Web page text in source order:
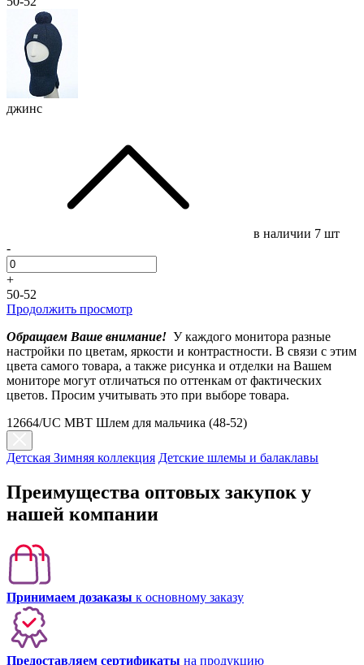
джинс
в наличии 7 шт
-
+
50-52
Продолжить просмотр
Обращаем Ваше внимание! У каждого монитора разные
настройки по цветам, яркости и контрастности. В связи с этим
цвета самого товара, а также рисунка и отделки на Вашем
мониторе могут отличаться по оттенкам от фактических
цветов. Просим учитывать это при выборе товара.
12664/UC MBT Шлем для мальчика (48-52)
Детская Зимняя коллекция Детские шлемы и балаклавы
Преимущества оптовых закупок у
нашей компании
Принимаем дозаказы к основному заказу
Предоставляем сертификаты на продукцию